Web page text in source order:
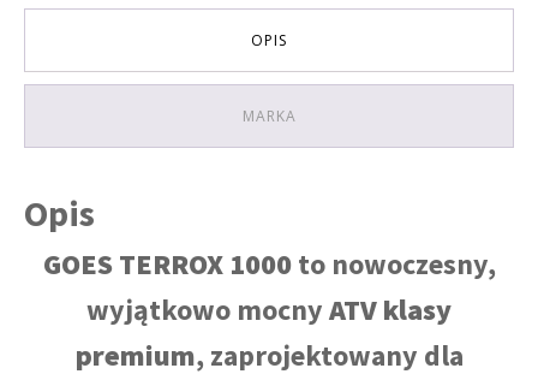
T3B
OPIS
MARKA
Opis
GOES TERROX 1000to nowoczesny,
wyjątkowo mocnyATV klasy
premium, zaprojektowany dla